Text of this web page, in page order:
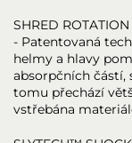
SHRED
- Patentovaná
helmy a hlavy
absorpčních částí,
tomu přechází
vstřebána